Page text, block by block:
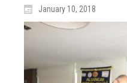
January 10, 2018